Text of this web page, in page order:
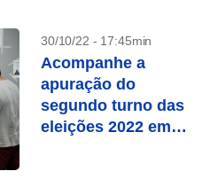
30/10/22 - 17:45min
Acompanhe a
apuração do
segundo turno das
eleições 2022 em